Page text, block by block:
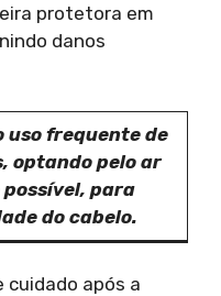
protetora em
danos
uso frequente de
optando pelo ar
para
do cabelo.
cuidado após a